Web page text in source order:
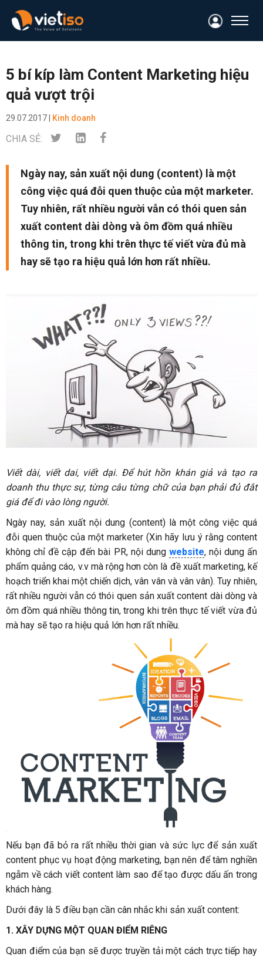
5 bí kíp làm Content Marketing hiệu
quả vượt trội
29.07.2017 | Kinh doanh
CHIA SẺ:
Ngày nay, sản xuất nội dung (content) là một
công việc quá đỗi quen thuộc của một marketer.
Tuy nhiên, rất nhiều người vẫn có thói quen sản
xuất content dài dòng và ôm đồm quá nhiều
thông tin, trong khi trên thực tế viết vừa đủ mà
hay sẽ tạo ra hiệu quả lớn hơn rất nhiều.
Viết dài, viết dai, viết dại. Để hút hồn khán giả và tạo ra
doanh thu thực sự, từng câu từng chữ của bạn phải đủ đắt
giá để đi vào lòng người.
Ngày nay, sản xuất nội dung (content) là một công việc quá
đỗi quen thuộc của một marketer (Xin hãy lưu ý rằng content
không chỉ đề cập đến bài PR, nội dung website, nội dung ấn
phẩm quảng cáo, v.v mà rộng hơn còn là đề xuất marketing, kế
hoạch triển khai một chiến dịch, vân vân và vân vân). Tuy nhiên,
rất nhiều người vẫn có thói quen sản xuất content dài dòng và
ôm đồm quá nhiều thông tin, trong khi trên thực tế viết vừa đủ
mà hay sẽ tạo ra hiệu quả lớn hơn rất nhiều.
Nếu bạn đã bỏ ra rất nhiều thời gian và sức lực để sản xuất
content phục vụ hoạt động marketing, bạn nên để tâm nghiền
ngẫm về cách viết content làm sao để tạo được dấu ấn trong
khách hàng.
Dưới đây là 5 điều bạn cần cân nhắc khi sản xuất content:
1. XÂY DỰNG MỘT QUAN ĐIỂM RIÊNG
Quan điểm của bạn sẽ được truyền tải một cách trực tiếp hay